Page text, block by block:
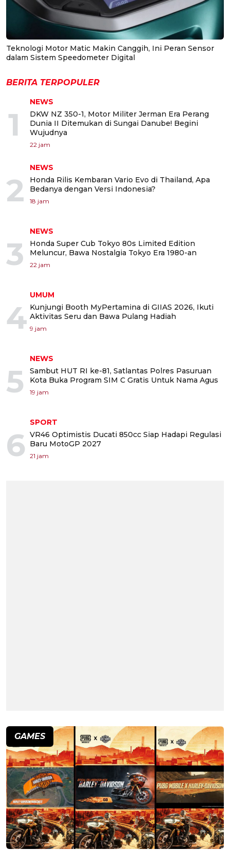
Teknologi Motor Matic Makin Canggih, Ini Peran Sensor
dalam Sistem Speedometer Digital
BERITA TERPOPULER
1
NEWS
DKW NZ 350-1, Motor Militer Jerman Era Perang
Dunia II Ditemukan di Sungai Danube! Begini
Wujudnya
22 jam
2
NEWS
Honda Rilis Kembaran Vario Evo di Thailand, Apa
Bedanya dengan Versi Indonesia?
18 jam
3
NEWS
Honda Super Cub Tokyo 80s Limited Edition
Meluncur, Bawa Nostalgia Tokyo Era 1980-an
22 jam
4
UMUM
Kunjungi Booth MyPertamina di GIIAS 2026, Ikuti
Aktivitas Seru dan Bawa Pulang Hadiah
9 jam
5
NEWS
Sambut HUT RI ke-81, Satlantas Polres Pasuruan
Kota Buka Program SIM C Gratis Untuk Nama Agus
19 jam
6
SPORT
VR46 Optimistis Ducati 850cc Siap Hadapi Regulasi
Baru MotoGP 2027
21 jam
GAMES